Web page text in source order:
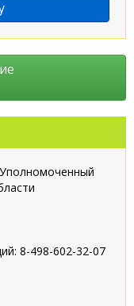
8-498-602-32-07